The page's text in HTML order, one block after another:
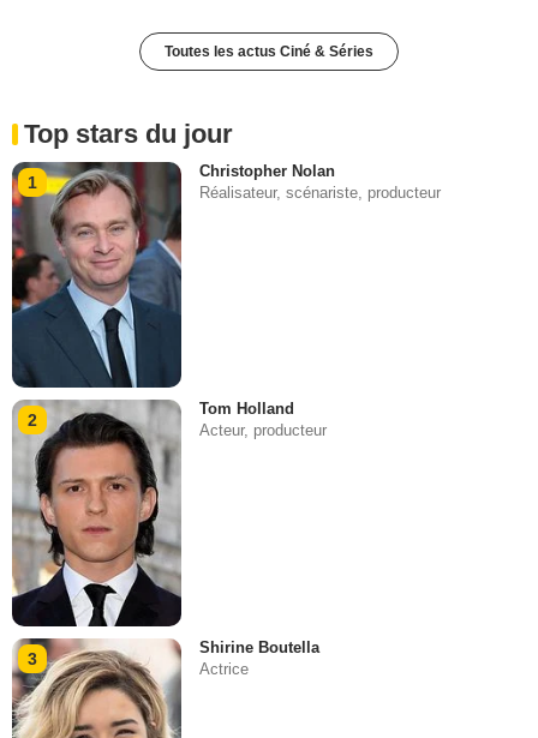
Toutes les actus Ciné & Séries
Top stars du jour
1
Christopher Nolan
Réalisateur, scénariste, producteur
2
Tom Holland
Acteur, producteur
3
Shirine Boutella
Actrice